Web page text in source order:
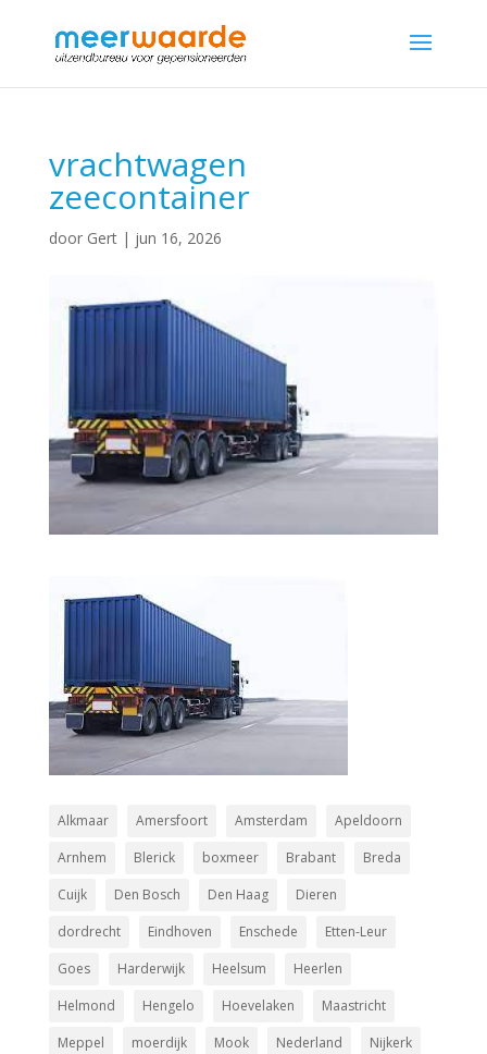
vrachtwagen
zeecontainer
door Gert| jun 16, 2026
Alkmaar Amersfoort Amsterdam
Apeldoorn
Arnhem
Blerick boxmeer Brabant
Breda
Cuijk
Den Bosch Den Haag
Dieren
dordrecht
Eindhoven Enschede
Etten-Leur
Goes
Harderwijk Heelsum
Heerlen
Helmond
Hengelo Hoevelaken
Maastricht
Meppel
moerdijk Mook Nederland
Nijkerk